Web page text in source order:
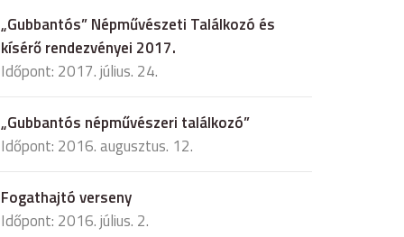
„Gubbantós” Népművészeti Találkozó és
kísérő rendezvényei 2017.
Időpont: 2017. július. 24.
„Gubbantós népművészeri találkozó”
Időpont: 2016. augusztus. 12.
Fogathajtó verseny
Időpont: 2016. július. 2.